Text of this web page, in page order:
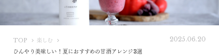
TOP
U
楽しむ
ひんやり美味しい！夏におすすめの甘酒アレンジ3選
2025.06.20